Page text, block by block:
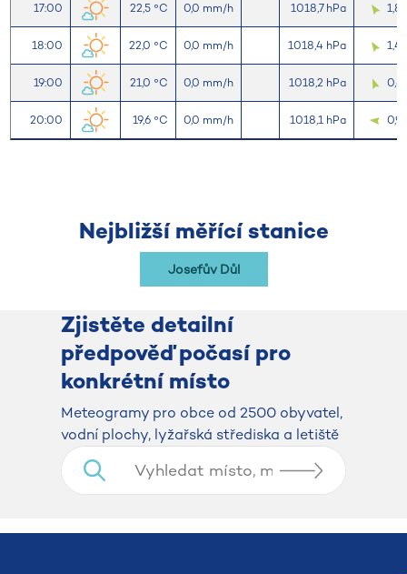
17:00 22,5 °C 0,0 mm/h 1018,7 hPa 1,8
18:00 22,0 °C 0,0 mm/h 1018,4 hPa 1,4
19:00 21,0 °C 0,0 mm/h 1018,2 hPa 0,6
20:00 19,6 °C 0,0 mm/h 1018,1 hPa 0,9
Nejbližší měřící stanice
Josefův Důl
Zjistěte detailní
předpověď počasí pro
konkrétní místo
​​​​​​​Meteogramy pro obce od 2500 obyvatel,
vodní plochy, lyžařská střediska a letiště